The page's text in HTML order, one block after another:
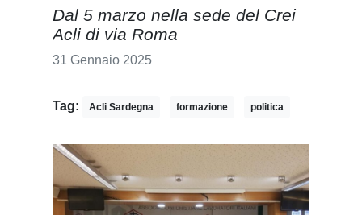
Dal 5 marzo nella sede del Crei
Acli di via Roma
31 Gennaio 2025
Tag: Acli Sardegna formazione politica